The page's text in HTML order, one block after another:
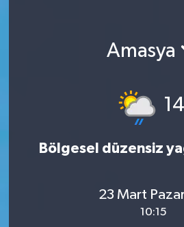
Amasya
14
Bölgesel düzensiz
23 Mart
10:15